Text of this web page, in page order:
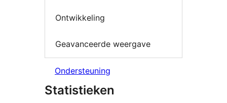
Ontwikkeling
Geavanceerde weergave
Ondersteuning
Statistieken